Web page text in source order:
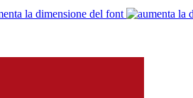
la dimensione del font